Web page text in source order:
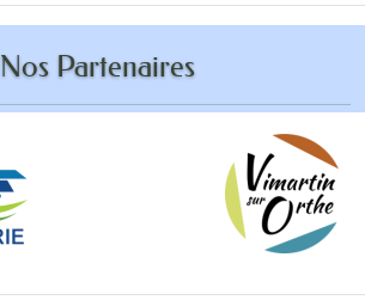
Nos Partenaires